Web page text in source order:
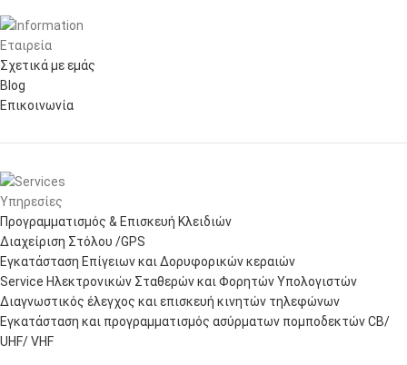
Εταιρεία
Σχετικά με εμάς
Blog
Επικοινωνία
Υπηρεσίες
Προγραμματισμός & Επισκευή Κλειδιών
Διαχείριση Στόλου /GPS
Εγκατάσταση Επίγειων και Δορυφορικών κεραιών
Service Ηλεκτρονικών Σταθερών και Φορητών Υπολογιστών
Διαγνωστικός έλεγχος και επισκευή κινητών τηλεφώνων
Εγκατάσταση και προγραμματισμός ασύρματων πομποδεκτών CB/
UHF/ VHF